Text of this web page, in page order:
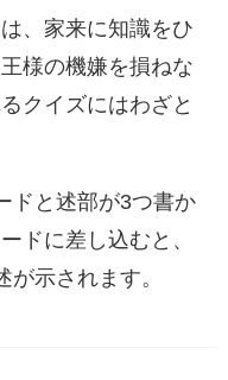
、家来に知識をひ
様の機嫌を損ねな
クイズにはわざと
ドと述部が3つ書か
ドに差し込むと、
示されます。